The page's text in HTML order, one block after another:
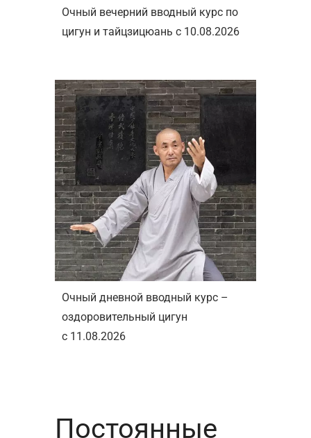
Очный вечерний вводный курс по
цигун и тайцзицюань с 10.08.2026
Очный дневной вводный курс –
оздоровительный цигун
с 11.08.2026
Постоянные